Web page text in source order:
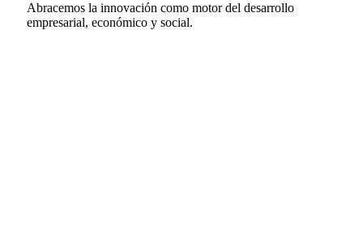
Abracemos la innovación como motor del desarrollo
empresarial, económico y social.